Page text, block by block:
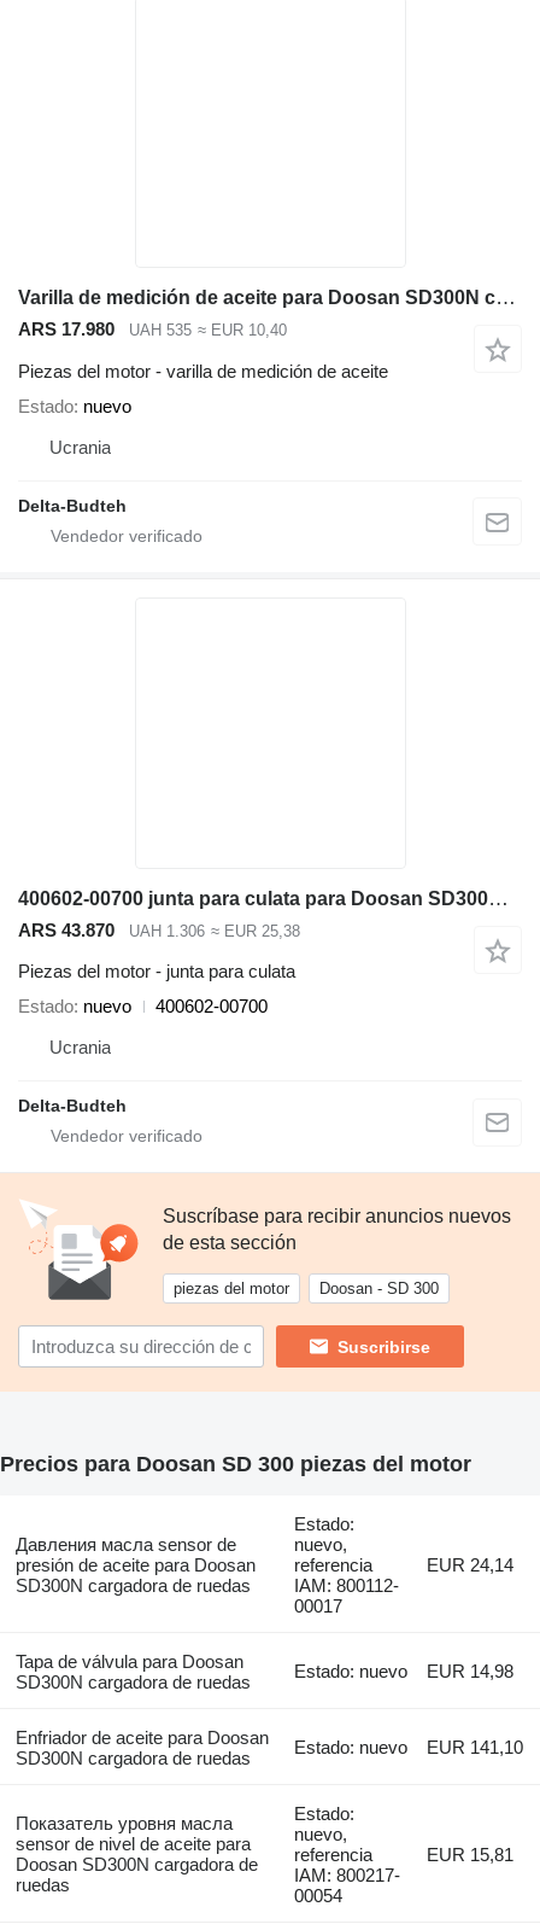
Varilla de medición de aceite para Doosan SD300N cargadora de ruedas
ARS 17.980 UAH 535 ≈ EUR 10,40
Piezas del motor - varilla de medición de aceite
Estado nuevo
Ucrania
Delta-Budteh
400602-00700 junta para culata para Doosan SD300N cargadora de ruedas
ARS 43.870 UAH 1.306 ≈ EUR 25,38
Piezas del motor - junta para culata
Estado nuevo
400602-00700
Ucrania
Delta-Budteh
Suscríbase para recibir anuncios nuevos
de esta sección
piezas del motor Doosan - SD 300
Suscribirse
Precios para Doosan SD 300 piezas del motor
Давления масла sensor de
presión de aceite para Doosan
SD300N cargadora de ruedas
Estado:
nuevo,
referencia
IAM: 800112-
00017
EUR 24,14
Tapa de válvula para Doosan
SD300N cargadora de ruedas
Estado: nuevo EUR 14,98
Enfriador de aceite para Doosan
SD300N cargadora de ruedas
Estado: nuevo EUR 141,10
Показатель уровня масла
sensor de nivel de aceite para
Doosan SD300N cargadora de
ruedas
Estado:
nuevo,
referencia
IAM: 800217-
00054
EUR 15,81